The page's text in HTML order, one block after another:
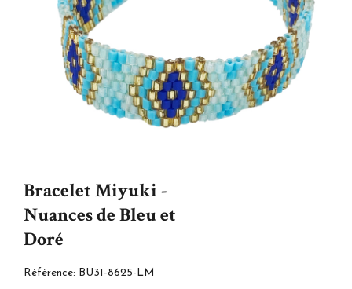
Bracelet Miyuki -
Nuances de Bleu et
Doré
Référence: BU31-8625-LM